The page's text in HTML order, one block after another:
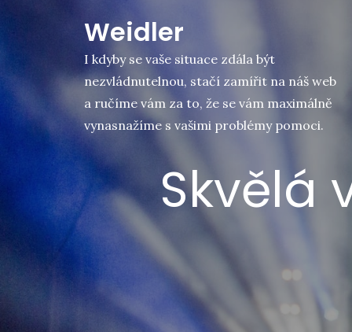
Weidler
I kdyby se vaše situace zdála být
nezvládnutelnou, stačí zamířit na náš web
a ručíme vám za to, že se vám maximálně
vynasnažíme s vašimi problémy pomoci.
Skvělá